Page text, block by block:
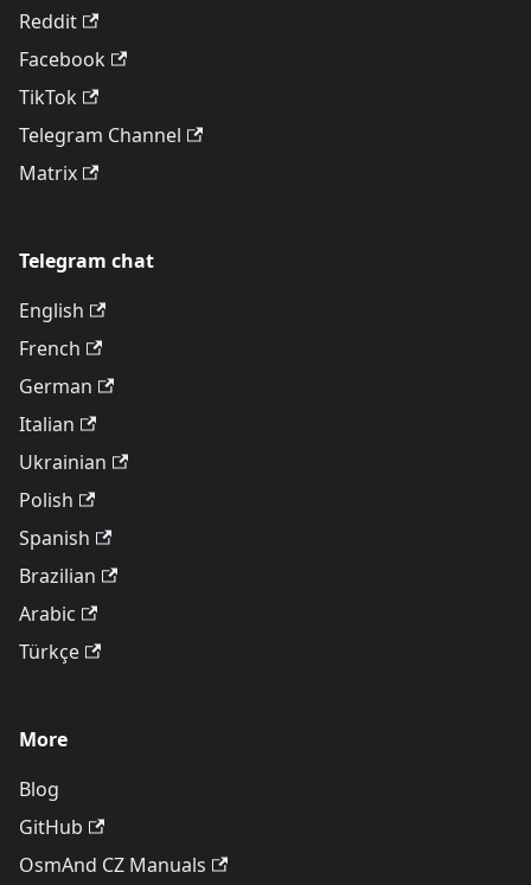
Reddit
Facebook
TikTok
Telegram Channel
Matrix
Telegram chat
English
French
German
Italian
Ukrainian
Polish
Spanish
Brazilian
Arabic
Türkçe
More
Blog
GitHub
OsmAnd CZ Manuals